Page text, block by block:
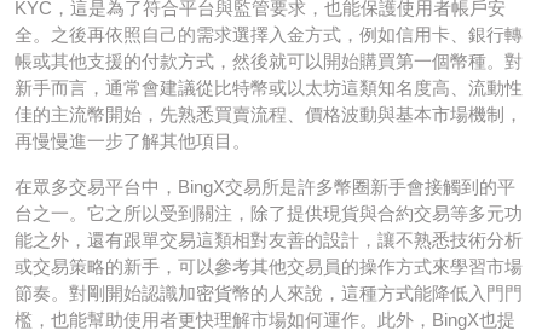
KYC，這是為了符合平台與監管要求，也能保護使用者帳戶安
全。之後再依照自己的需求選擇入金方式，例如信用卡、銀行轉
帳或其他支援的付款方式，然後就可以開始購買第一個幣種。對
新手而言，通常會建議從比特幣或以太坊這類知名度高、流動性
佳的主流幣開始，先熟悉買賣流程、價格波動與基本市場機制，
再慢慢進一步了解其他項目。
在眾多交易平台中，BingX交易所是許多幣圈新手會接觸到的平
台之一。它之所以受到關注，除了提供現貨與合約交易等多元功
能之外，還有跟單交易這類相對友善的設計，讓不熟悉技術分析
或交易策略的新手，可以參考其他交易員的操作方式來學習市場
節奏。對剛開始認識加密貨幣的人來說，這種方式能降低入門門
檻，也能幫助使用者更快理解市場如何運作。此外，BingX也提